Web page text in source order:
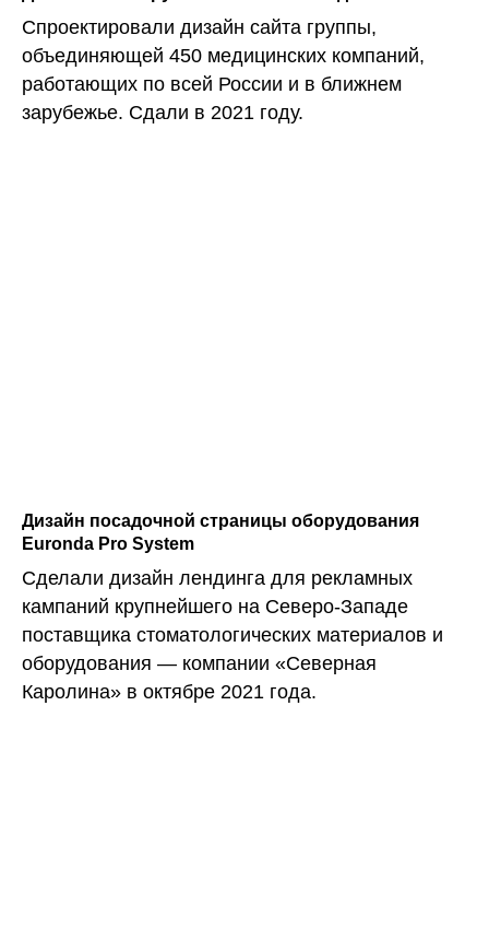
Спроектировали дизайн сайта группы,
объединяющей 450 медицинских компаний,
работающих по всей России и в ближнем
зарубежье. Сдали в 2021 году.
Дизайн посадочной страницы оборудования
Euronda Pro System
Сделали дизайн лендинга для рекламных
кампаний крупнейшего на Северо-Западе
поставщика стоматологических материалов и
оборудования — компании «Северная
Каролина» в октябре 2021 года.